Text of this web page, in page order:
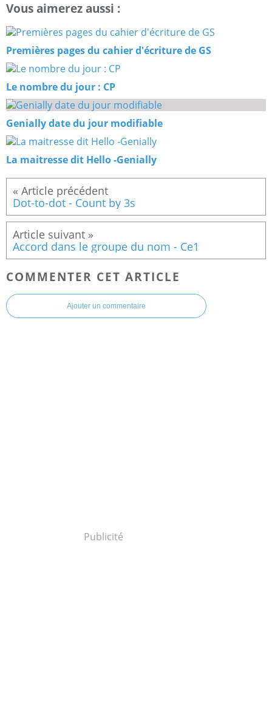
Vous aimerez aussi :
Premières pages du cahier d'écriture de GS
Le nombre du jour : CP
Genially date du jour modifiable
La maitresse dit Hello -Genially
Dot-to-dot - Count by 3s
Accord dans le groupe du nom - Ce1
COMMENTER CET ARTICLE
Ajouter un commentaire
Publicité